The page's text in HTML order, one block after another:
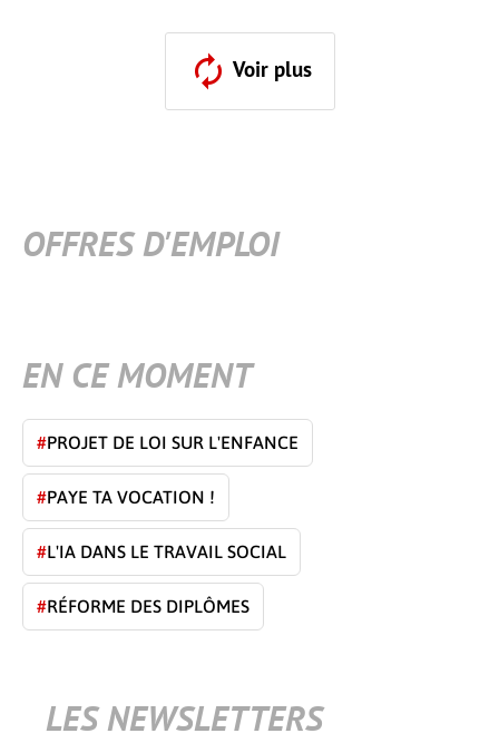
Voir plus
OFFRES D'EMPLOI
EN CE MOMENT
#PROJET DE LOI SUR L'ENFANCE
#PAYE TA VOCATION !
#L'IA DANS LE TRAVAIL SOCIAL
#RÉFORME DES DIPLÔMES
LES NEWSLETTERS